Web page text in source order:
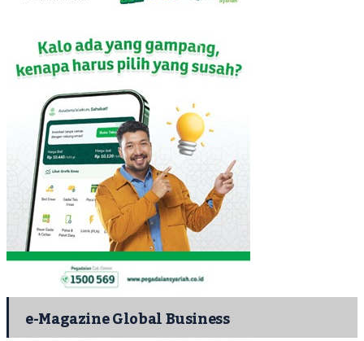
e-Magazine Global Business